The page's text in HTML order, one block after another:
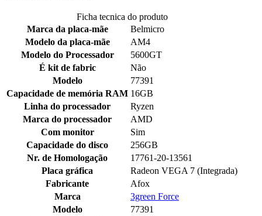
Ficha tecnica do produto
Marca da placa-mãe
Belmicro
Modelo da placa-mãe
AM4
Modelo do Processador
5600GT
É kit de fabric
Não
Modelo
77391
Capacidade de memória RAM 16GB
Linha do processador
Ryzen
Marca do processador
AMD
Com monitor
Sim
Capacidade do disco
256GB
Nr. de Homologação
17761-20-13561
Placa gráfica
Radeon VEGA 7 (Integrada)
Fabricante
Afox
Marca
3green Force
Modelo
77391